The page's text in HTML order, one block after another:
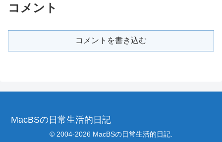
コメント
コメントを書き込む
MacBSの日常生活的日記
© 2004-2026 MacBSの日常生活的日記.